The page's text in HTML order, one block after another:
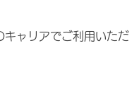
キャリアでご利用いただ